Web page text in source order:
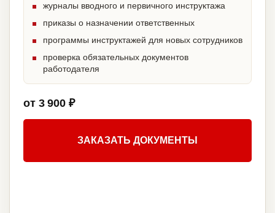
журналы вводного и первичного инструктажа
приказы о назначении ответственных
программы инструктажей для новых сотрудников
проверка обязательных документов
работодателя
от 3 900 ₽
ЗАКАЗАТЬ ДОКУМЕНТЫ